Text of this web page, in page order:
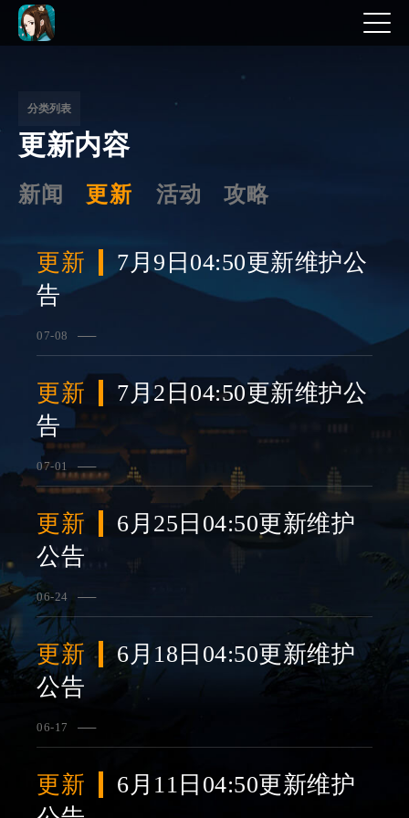
分类列表
更新内容
新闻 更新 活动 攻略
更新
7月9日04:50更新维护公
告
07-08
查看详情
更新
7月2日04:50更新维护公
告
07-01
查看详情
更新
6月25日04:50更新维护
公告
06-24
查看详情
更新
6月18日04:50更新维护
公告
06-17
查看详情
更新
6月11日04:50更新维护
文
分
页